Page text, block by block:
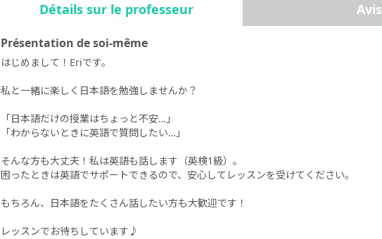
デイリートピ
Détails sur le professeur Avis
Présentation de soi-même
はじめまして！Eriです。
私と一緒に楽しく日本語を勉強しませんか？
「日本語だけの授業はちょっと不安…」
「わからないときに英語で質問したい…」
そんな方も大丈夫！私は英語も話します（英検1級）。
困ったときは英語でサポートできるので、安心してレッスンを受けてください。
もちろん、日本語をたくさん話したい方も大歓迎です！
レッスンでお待ちしています♪